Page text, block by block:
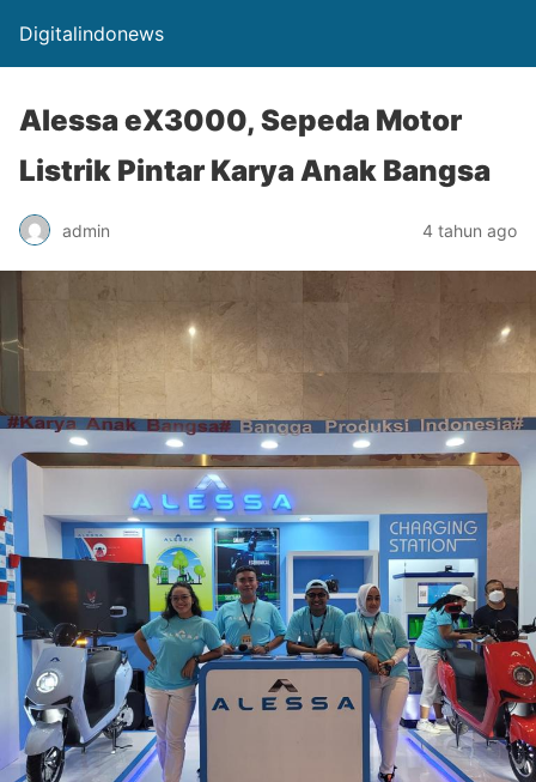
Digitalindonews
Alessa eX3000, Sepeda Motor
Listrik Pintar Karya Anak Bangsa
admin 4 tahun ago